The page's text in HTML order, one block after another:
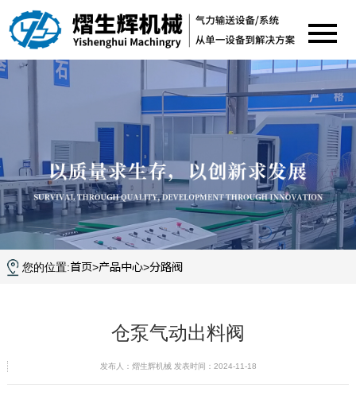
您的位置:首页>产品中心>分路阀
仓泵气动出料阀
发布人：熠生辉机械 发表时间：2024-11-18